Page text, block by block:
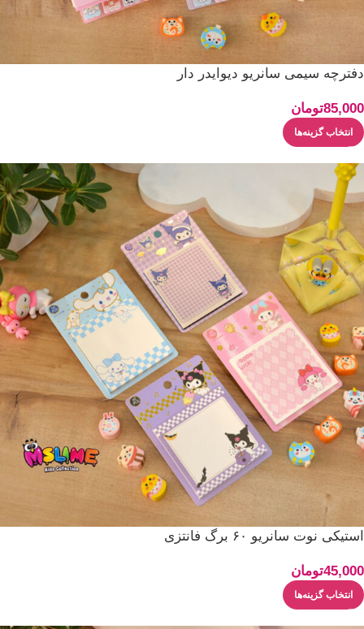
دفترچه سیمی سانریو دیوایدر دار
85,000تومان
انتخاب گزینه‌ها
استیکی نوت سانریو ۶۰ برگ فانتزی
45,000تومان
انتخاب گزینه‌ها